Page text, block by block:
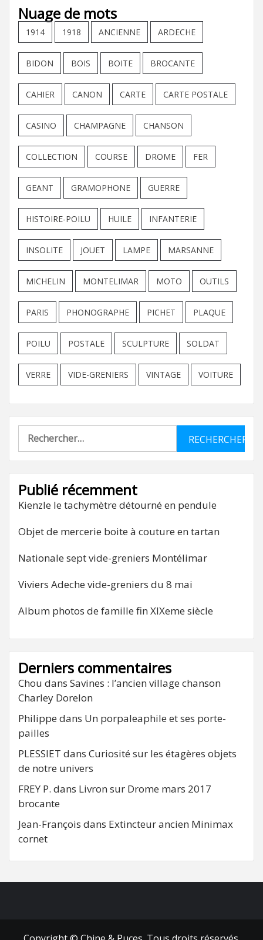
Nuage de mots
1914 1918 ANCIENNE ARDECHE
BIDON BOIS BOITE BROCANTE
CAHIER CANON CARTE CARTE POSTALE
CASINO CHAMPAGNE CHANSON
COLLECTION COURSE DROME FER
GEANT GRAMOPHONE GUERRE
HISTOIRE-POILU HUILE INFANTERIE
INSOLITE JOUET LAMPE MARSANNE
MICHELIN MONTELIMAR MOTO OUTILS
PARIS PHONOGRAPHE PICHET PLAQUE
POILU POSTALE SCULPTURE SOLDAT
VERRE VIDE-GRENIERS VINTAGE VOITURE
Rechercher :
Publié récemment
Kienzle le tachymètre détourné en pendule
Objet de mercerie boite à couture en tartan
Nationale sept vide-greniers Montélimar
Viviers Adeche vide-greniers du 8 mai
Album photos de famille fin XIXeme siècle
Derniers commentaires
Chou dans Savines : l’ancien village chanson
Charley Dorelon
Philippe dans Un porpaleaphile et ses porte-
pailles
PLESSIET dans Curiosité sur les étagères objets
de notre univers
FREY P. dans Livron sur Drome mars 2017
brocante
Jean-François dans Extincteur ancien Minimax
cornet